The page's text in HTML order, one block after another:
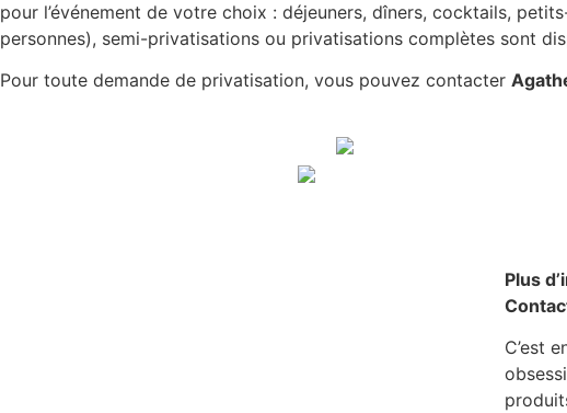
pour l’événement de votre choix : déjeuners, dîners, cocktails,
personnes), semi-privatisations ou privatisations complètes sont
Pour toute demande de privatisation, vous pouvez contacter
Plus
C’est